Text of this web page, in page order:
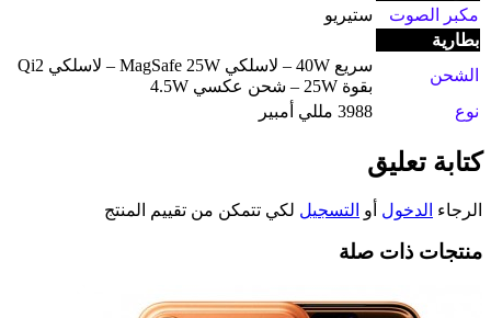
مكبر الصوت
ستيريو
بطارية
الشحن
سريع 40W – لاسلكي MagSafe 25W – لاسلكي Qi2
بقوة 25W – شحن عكسي 4.5W
نوع
3988 مللي أمبير
كتابة تعليق
الرجاء الدخول أو التسجيل لكي تتمكن من تقييم المنتج
منتجات ذات صلة